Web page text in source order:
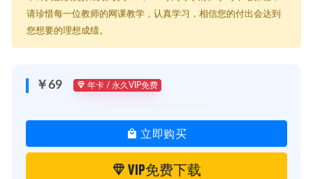
请珍惜每一位教师的网课教学，认真学习，相信您的付出会达到
您想要的理想成绩。
￥69 年卡 / 永久VIP免费
立即购买
VIP免费下载